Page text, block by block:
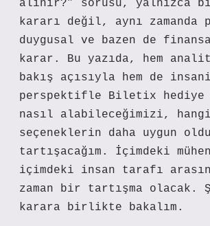
alınır?” sorusu, yalnızca
kararı değil, aynı zamanda
duygusal ve bazen de
karar. Bu yazıda, hem
bakış açısıyla hem de
perspektifle Biletix hediye
nasıl alabileceğimizi, hangi
seçeneklerin daha uygun
tartışacağım. İçimdeki
içimdeki insan tarafı
zaman bir tartışma olacak.
karara birlikte bakalım.